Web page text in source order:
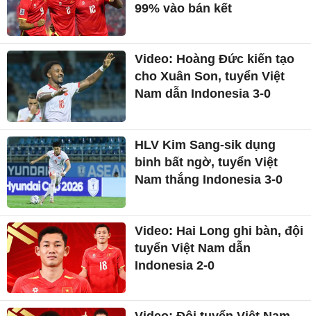
99% vào bán kết
Video: Hoàng Đức kiến tạo
cho Xuân Son, tuyển Việt
Nam dẫn Indonesia 3-0
HLV Kim Sang-sik dụng
binh bất ngờ, tuyển Việt
Nam thắng Indonesia 3-0
Video: Hai Long ghi bàn, đội
tuyển Việt Nam dẫn
Indonesia 2-0